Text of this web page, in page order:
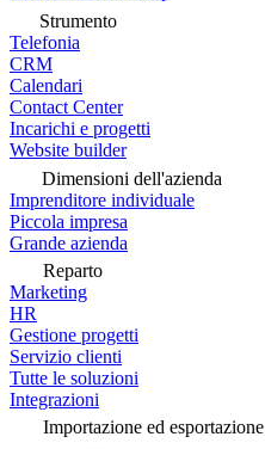
Strumento
Telefonia
CRM
Calendari
Contact Center
Incarichi e progetti
Website builder
Dimensioni dell'azienda
Imprenditore individuale
Piccola impresa
Grande azienda
Reparto
Marketing
HR
Gestione progetti
Servizio clienti
Tutte le soluzioni
Integrazioni
Importazione ed esportazione